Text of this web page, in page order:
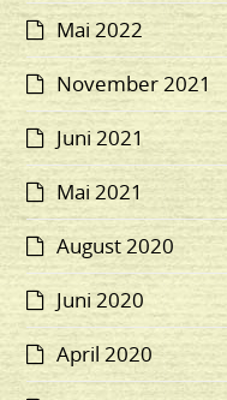
Mai 2022
November 2021
Juni 2021
Mai 2021
August 2020
Juni 2020
April 2020